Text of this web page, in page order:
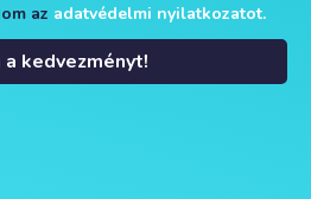
az adatvédelmi nyilatkozatot.
a kedvezményt!